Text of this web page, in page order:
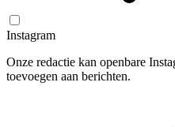
Instagram
Onze redactie kan openbare
toevoegen aan berichten.